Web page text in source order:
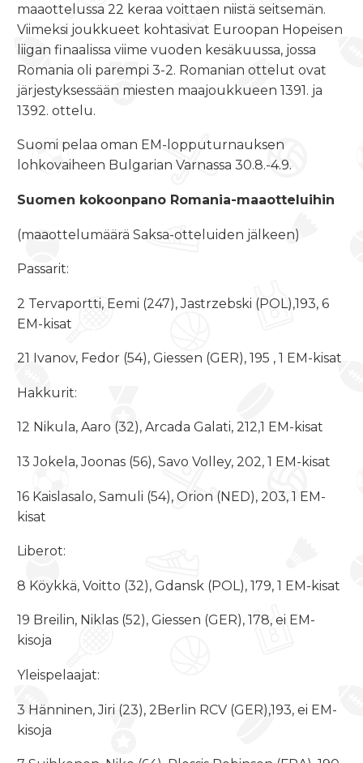
maaottelussa 22 keraa voittaen niistä seitsemän.
Viimeksi joukkueet kohtasivat Euroopan Hopeisen
liigan finaalissa viime vuoden kesäkuussa, jossa
Romania oli parempi 3-2. Romanian ottelut ovat
järjestyksessään miesten maajoukkueen 1391. ja
1392. ottelu.
Suomi pelaa oman EM-lopputurnauksen
lohkovaiheen Bulgarian Varnassa 30.8.-4.9.
Suomen kokoonpano Romania-maaotteluihin
(maaottelumäärä Saksa-otteluiden jälkeen)
Passarit:
2 Tervaportti, Eemi (247), Jastrzebski (POL),193, 6
EM-kisat
21 Ivanov, Fedor (54), Giessen (GER), 195 , 1 EM-kisat
Hakkurit:
12 Nikula, Aaro (32), Arcada Galati, 212,1 EM-kisat
13 Jokela, Joonas (56), Savo Volley, 202, 1 EM-kisat
16 Kaislasalo, Samuli (54), Orion (NED), 203, 1 EM-
kisat
Liberot:
8 Köykkä, Voitto (32), Gdansk (POL), 179, 1 EM-kisat
19 Breilin, Niklas (52), Giessen (GER), 178, ei EM-
kisoja
Yleispelaajat:
3 Hänninen, Jiri (23), 2Berlin RCV (GER),193, ei EM-
kisoja